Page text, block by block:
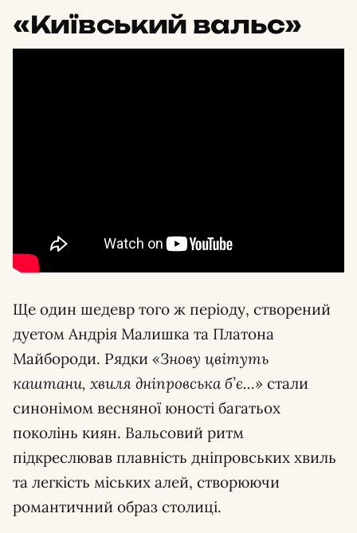
«Київський вальс»
Ще один шедевр того ж періоду, створений
дуетом Андрія Малишка та Платона
Майбороди. Рядки «Знову цвітуть
каштани, хвиля дніпровська б’є…» стали
синонімом весняної юності багатьох
поколінь киян. Вальсовий ритм
підкреслював плавність дніпровських хвиль
та легкість міських алей, створюючи
романтичний образ столиці.